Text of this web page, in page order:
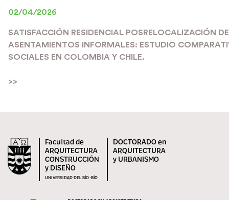
02/04/2026
SATISFACCIÓN RESIDENCIAL POSRELOCALIZACIÓN DE
ASENTAMIENTOS INFORMALES: ESTUDIO
SOCIALES EN COLOMBIA Y CHILE.
>>
Facultad de
ARQUITECTURA
CONSTRUCCIÓN
y DISEÑO
UNIVERSIDAD DEL BÍO-BÍO
DOCTORADO en
ARQUITECTURA
y URBANISMO